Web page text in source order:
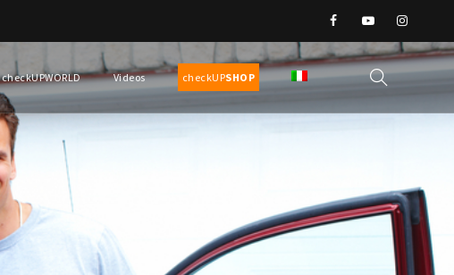
checkUPWORLD Videos checkUPSHOP